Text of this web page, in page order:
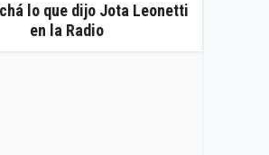
lo que dijo Jota Leonetti
en la Radio